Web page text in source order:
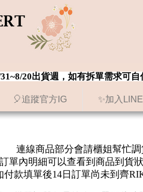
🎈追蹤官方IG ✨加入
20出貨週，如有拆單需求可